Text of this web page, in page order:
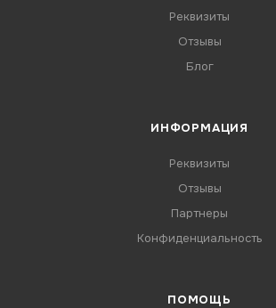
Реквизиты
Отзывы
Блог
ИНФОРМАЦИЯ
Реквизиты
Отзывы
Партнеры
Конфиденциальность
ПОМОЩЬ